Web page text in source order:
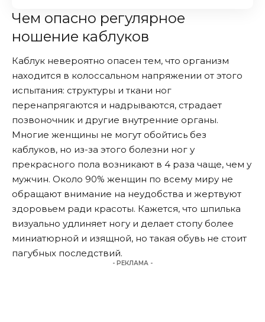
Чем опасно регулярное
ношение каблуков
Каблук невероятно опасен тем, что организм
находится в колоссальном напряжении от этого
испытания: структуры и ткани ног
перенапрягаются и надрываются, страдает
позвоночник и другие внутренние органы.
Многие женщины не могут обойтись без
каблуков, но из-за этого болезни ног у
прекрасного пола возникают в 4 раза чаще, чем у
мужчин. Около 90% женщин по всему миру не
обращают внимание на неудобства и жертвуют
здоровьем ради красоты. Кажется, что шпилька
визуально удлиняет ногу и делает стопу более
миниатюрной и изящной, но такая обувь не стоит
пагубных последствий.
- РЕКЛАМА -